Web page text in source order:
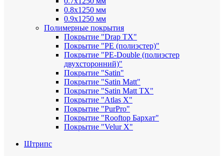
0.8х1250 мм
0.9х1250 мм
Полимерные покрытия
Покрытие "Drap TX"
Покрытие "PE (полиэстер)"
Покрытие "PE-Double (полиэстер
двухсторонний)"
Покрытие "Satin"
Покрытие "Satin Мatt"
Покрытие "Satin Matt TX"
Покрытие "Atlas X"
Покрытие "PurPro"
Покрытие "Rooftop Бархат"
Покрытие "Velur X"
Штрипс